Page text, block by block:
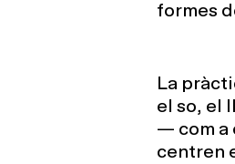
formes
La
el so, el
— com a
centren